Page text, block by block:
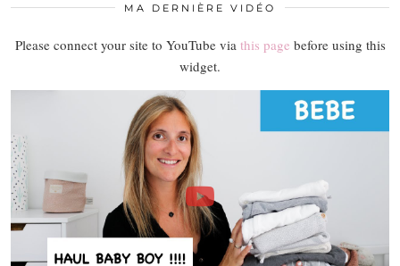
MA DERNIÈRE VIDÉO
Please connect your site to YouTube via this page before using this
widget.